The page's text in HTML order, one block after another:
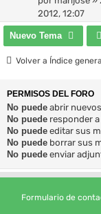
2012, 12:07
Nuevo Tema
Volver a Índice
PERMISOS DEL FORO
No puede abrir
No puede responder
No puede editar sus
No puede borrar sus
No puede enviar
Formulario de